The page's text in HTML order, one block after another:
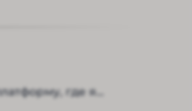
где я...